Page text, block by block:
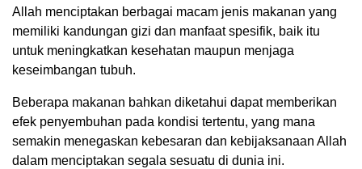
Allah menciptakan berbagai macam jenis makanan yang
memiliki kandungan gizi dan manfaat spesifik, baik itu
untuk meningkatkan kesehatan maupun menjaga
keseimbangan tubuh.
Beberapa makanan bahkan diketahui dapat memberikan
efek penyembuhan pada kondisi tertentu, yang mana
semakin menegaskan kebesaran dan kebijaksanaan Allah
dalam menciptakan segala sesuatu di dunia ini.